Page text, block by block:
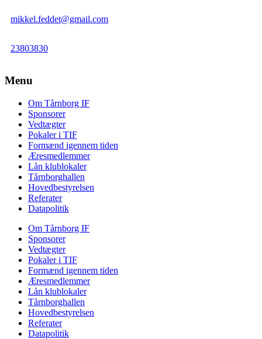
mikkel.feddet@gmail.com
23803830
Menu
Om Tårnborg IF
Sponsorer
Vedtægter
Pokaler i TIF
Formænd igennem tiden
Æresmedlemmer
Lån klublokaler
Tårnborghallen
Hovedbestyrelsen
Referater
Datapolitik
Om Tårnborg IF
Sponsorer
Vedtægter
Pokaler i TIF
Formænd igennem tiden
Æresmedlemmer
Lån klublokaler
Tårnborghallen
Hovedbestyrelsen
Referater
Datapolitik